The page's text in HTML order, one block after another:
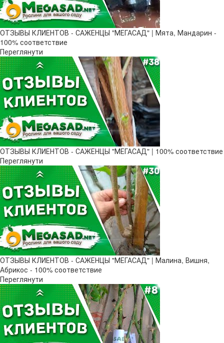
ОТЗЫВЫ КЛИЕНТОВ - САЖЕНЦЫ "МЕГАСАД" | Мята, Мандарин -
100% соответствие
Переглянути
ОТЗЫВЫ КЛИЕНТОВ - САЖЕНЦЫ "МЕГАСАД" | 100% соответствие
Переглянути
ОТЗЫВЫ КЛИЕНТОВ - САЖЕНЦЫ "МЕГАСАД" | Малина, Вишня,
Абрикос - 100% соответствие
Переглянути